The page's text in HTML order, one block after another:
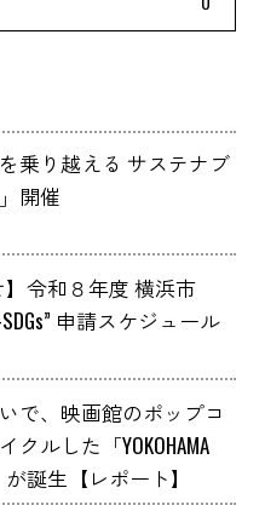
える サステナブ
開催
】令和８年度 横浜市
申請スケジュール
で、映画館のポップコ
ルした「YOKOHAMA
が誕生【レポート】